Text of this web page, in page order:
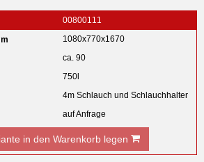
00800111
1080x770x1670
ca. 90
750l
4m Schlauch und Schlauchhalter
auf Anfrage
in den Warenkorb legen